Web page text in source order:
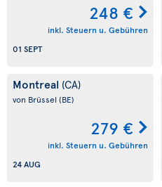
248 €
inkl. Steuern u. Gebühren
01 SEPT
Montreal (CA)
von Brüssel (BE)
279 €
inkl. Steuern u. Gebühren
24 AUG